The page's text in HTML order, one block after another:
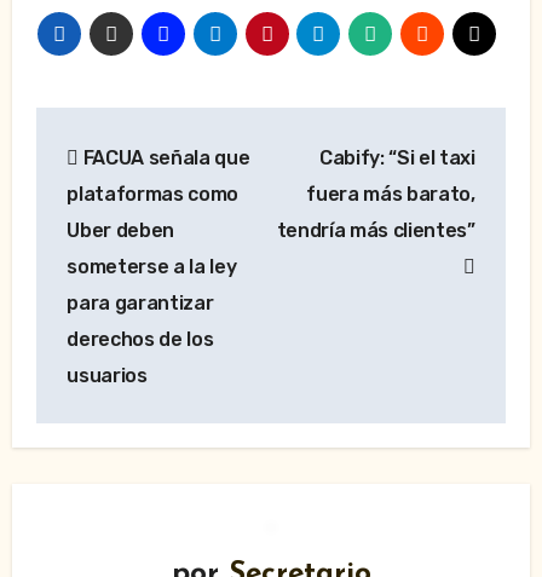
de
entradas
FACUA señala que
plataformas como
Uber deben
someterse a la ley
para garantizar
derechos de los
usuarios
Cabify: “Si el taxi
fuera más barato,
tendría más clientes”